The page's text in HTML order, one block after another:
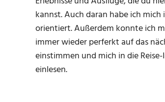
kannst. Auch daran habe ich
orientiert. Außerdem konnte ich
immer wieder perferkt auf das
einstimmen und mich in die
einlesen.